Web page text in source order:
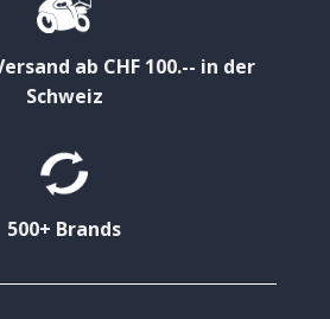
ab CHF 100.-- in der
Schweiz
500+ Brands